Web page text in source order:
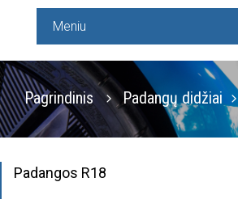
Meniu
Pagrindinis Padangų didžiai
Padangos R18